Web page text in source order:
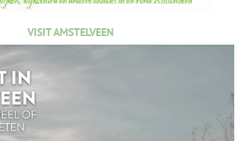
VISIT AMSTELVEEN